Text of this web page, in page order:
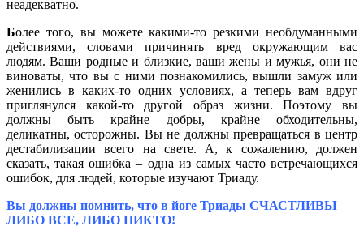
неадекватно.
Более того, вы можете какими-то резкими необдуманными
действиями, словами причинять вред окружающим вас
людям. Ваши родные и близкие, ваши жены и мужья, они не
виноваты, что вы с ними познакомились, вышли замуж или
женились в каких-то одних условиях, а теперь вам вдруг
приглянулся какой-то другой образ жизни. Поэтому вы
должны быть крайне добры, крайне обходительны,
деликатны, осторожны. Вы не должны превращаться в центр
дестабилизации всего на свете. А, к сожалению, должен
сказать, такая ошибка – одна из самых часто встречающихся
ошибок, для людей, которые изучают Триаду.
Вы должны помнить, что в йоге Триады СЧАСТЛИВЫ
ЛИБО ВСЕ, ЛИБО НИКТО!